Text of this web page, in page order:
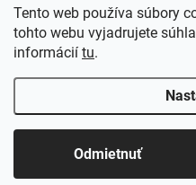
Tento web používa súbory
tohto webu vyjadrujete
informácií tu.
Odmietnuť
Copyright 2026